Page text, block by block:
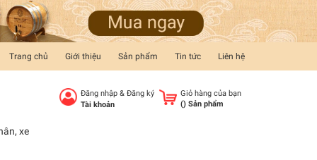
Trang chủ Giới thiệu Sản phẩm Tin tức Liên hệ
, xe
Đăng nhập& Đăng ký
Tài khoản
Giỏ hàng của bạn
() Sản phẩm